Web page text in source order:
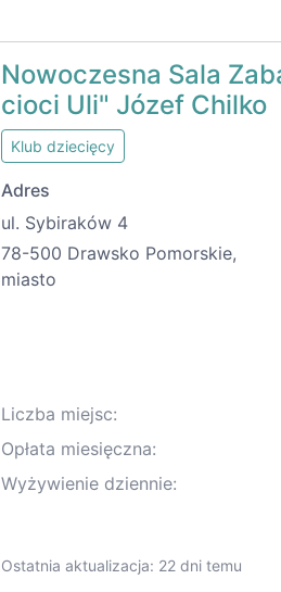
Nowoczesna Sala
cioci Uli" Józef Chilko
Klub dziecięcy
Adres
ul. Sybiraków 4
78-500 Drawsko Pomorskie,
miasto
Liczba miejsc:
Opłata miesięczna:
Wyżywienie dziennie:
Ostatnia aktualizacja: 22 dni temu